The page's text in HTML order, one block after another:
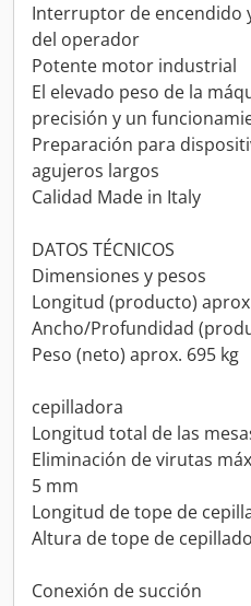
Interruptor de encendido
del operador
Potente motor industrial
El elevado peso de la
precisión y un
Preparación para
agujeros largos
Calidad Made in Italy
DATOS TÉCNICOS
Dimensiones y pesos
Longitud (producto)
Ancho/Profundidad
Peso (neto) aprox. 695 kg
cepilladora
Longitud total de las
Eliminación de virutas
5 mm
Longitud de tope de
Altura de tope de
Conexión de succión